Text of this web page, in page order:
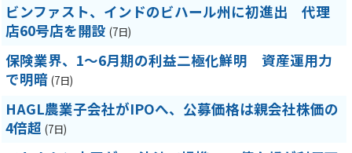
ビンファスト、インドのビハール州に初進出 代理
店60号店を開設 (7日)
保険業界、1～6月期の利益二極化鮮明 資産運用力
で明暗 (7日)
HAGL農業子会社がIPOへ、公募価格は親会社株価の
4倍超 (7日)